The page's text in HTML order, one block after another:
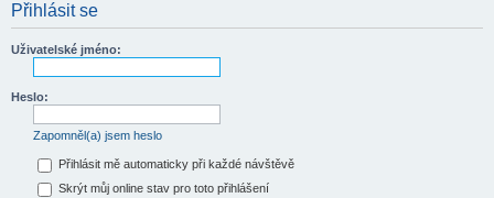
Přihlásit se
Uživatelské jméno:
Heslo:
Zapomněl(a) jsem heslo
Přihlásit mě automaticky při každé návštěvě
Skrýt můj online stav pro toto přihlášení